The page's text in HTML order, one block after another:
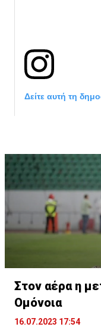
Δείτε αυτή τη
Στον αέρα η
Ομόνοια
16.07.2023 17:54